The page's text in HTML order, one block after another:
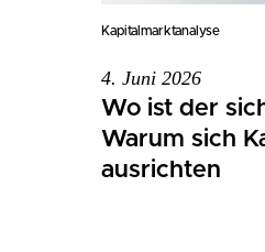
Kapitalmarktanalyse
4. Juni 2026
Wo ist der
Warum sich
ausrichten